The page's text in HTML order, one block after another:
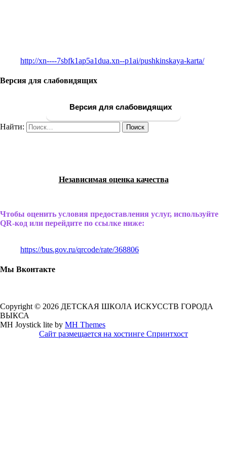
http://xn----7sbfk1ap5a1dua.xn--p1ai/pushkinskaya-karta/
Версия для слабовидящих
Версия для слабовидящих
Найти:
Независимая оценка качества
Чтобы оценить условия предоставления услуг, используйте
QR-код или перейдите по ссылке ниже:
https://bus.gov.ru/qrcode/rate/368806
Мы Вконтакте
Copyright © 2026 ДЕТСКАЯ ШКОЛА ИСКУССТВ ГОРОДА
ВЫКСА
MH Joystick lite by MH Themes
Сайт размещается на хостинге Спринтхост